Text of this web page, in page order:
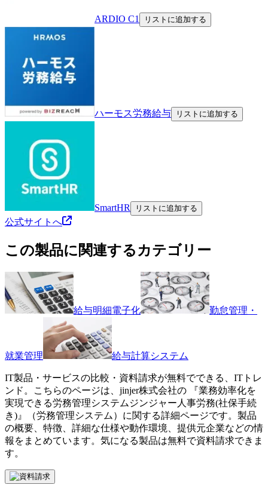
ARDIO C1 リストに追加する
ハーモス労務給与 リストに追加する
SmartHR リストに追加する
公式サイトへ
この製品に関連するカテゴリー
給与明細電子化 勤怠管理・
就業管理 給与計算システム
IT製品・サービスの比較・資料請求が無料でできる、ITトレ
ンド。こちらのページは、 jinjer株式会社の 『業務効率化を
実現できる労務管理システム ジンジャー人事労務(社保手続
き) 』（労務管理システム ）に関する詳細ページです。製品
の概要、特徴、詳細な仕様や動作環境、提供元企業などの情
報をまとめています。気になる製品は無料で資料請求できま
す。